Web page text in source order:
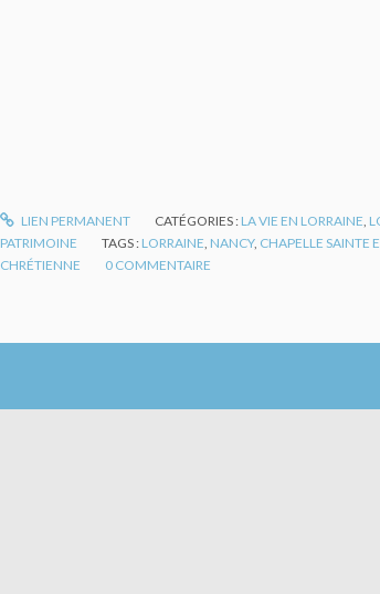
LIEN PERMANENT CATÉGORIES : LA VIE EN LORRAINE
PATRIMOINE
TAGS : LORRAINE NANCY, CHAPELLE SAINTE
CHRÉTIENNE
0 COMMENTAIRE